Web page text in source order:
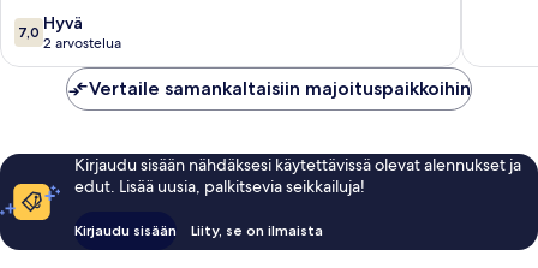
7.0
kautta
10,
7,0 Hyvä
2 arvostelua
Vertaile samankaltaisiin majoituspaikkoihin
Kirjaudu sisään nähdäksesi käytettävissä olevat alennukset ja
edut. Lisää uusia, palkitsevia seikkailuja!
Kirjaudu sisään Liity, se on ilmaista